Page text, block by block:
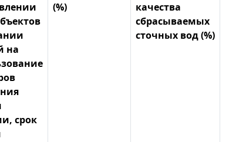
на
срок
(%)
качества
сбрасываемых
сточных вод (%)